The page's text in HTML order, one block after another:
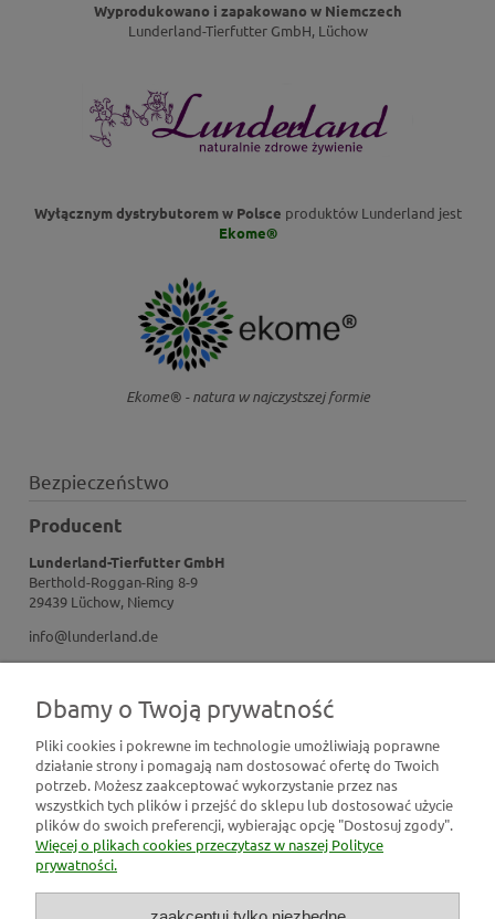
Wyprodukowano i zapakowano w Niemczech
Lunderland-Tierfutter GmbH, Lüchow
Wyłącznym dystrybutorem w Polsce produktów Lunderland jest
Ekome®
Ekome® - natura w najczystszej formie
Bezpieczeństwo
Producent
Lunderland-Tierfutter GmbH
Berthold-Roggan-Ring 8-9
29439 Lüchow, Niemcy
info@lunderland.de
Pomoc
Moje konto
Dbamy o Twoją prywatność
Pliki cookies i pokrewne im technologie umożliwiają poprawne
działanie strony i pomagają nam dostosować ofertę do Twoich
potrzeb. Możesz zaakceptować wykorzystanie przez nas
wszystkich tych plików i przejść do sklepu lub dostosować użycie
plików do swoich preferencji, wybierając opcję "Dostosuj zgody".
Więcej o plikach cookies przeczytasz w naszej Polityce
prywatności.